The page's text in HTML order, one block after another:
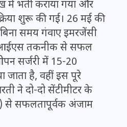
में भर्ती कराया गया और
शुरू की गई। 26 मई की
समय गंवाए इमरजेंसी
तकनीक से सफल
सर्जरी में 15-20
जाता है, वहीं इस पूरे
ने दो-दो सेंटीमीटर के
से सफलतापूर्वक अंजाम